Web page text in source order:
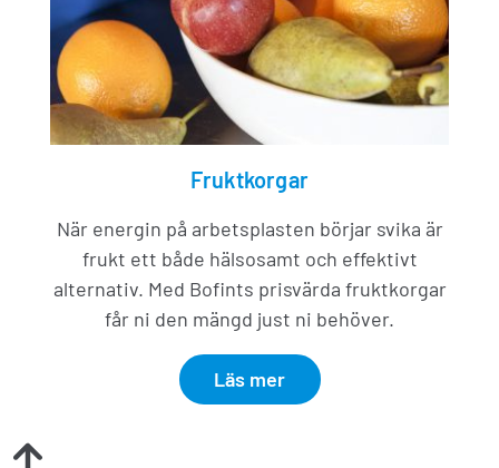
Fruktkorgar
När energin på arbetsplasten börjar svika är
frukt ett både hälsosamt och effektivt
alternativ. Med Bofints prisvärda fruktkorgar
får ni den mängd just ni behöver.
Läs mer